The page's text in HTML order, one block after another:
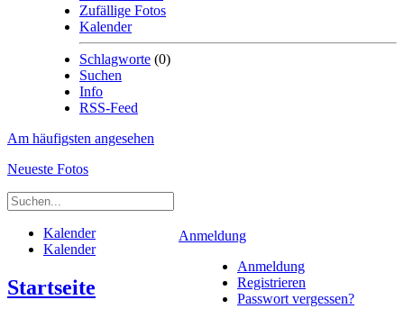
Zufällige Fotos
Kalender
Schlagworte (0)
Suchen
Info
RSS-Feed
Am häufigsten angesehen
Neueste Fotos
Anmeldung
Anmeldung
Registrieren
Passwort vergessen?
Kalender
Kalender
Startseite